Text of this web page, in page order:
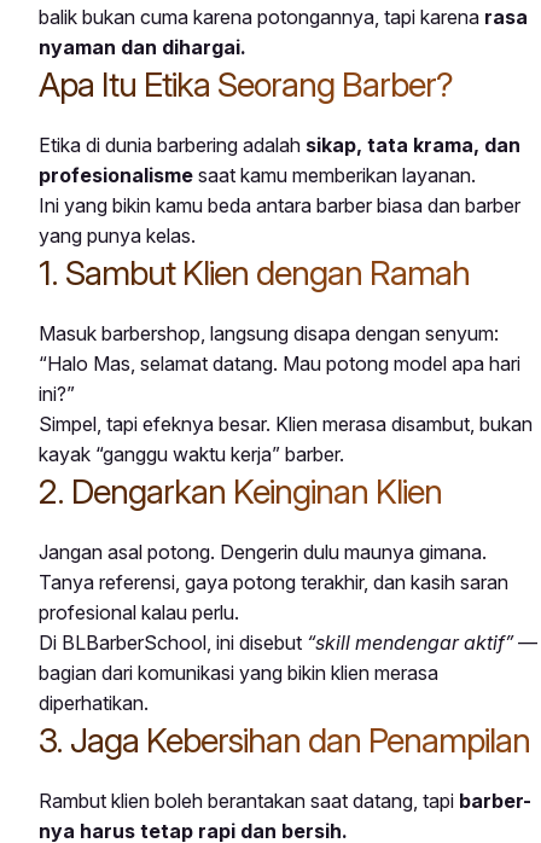
balik bukan cuma karena potongannya, tapi karena rasa
nyaman dan dihargai.
Apa Itu Etika Seorang Barber?
Etika di dunia barbering adalah sikap, tata krama, dan
profesionalisme saat kamu memberikan layanan.
Ini yang bikin kamu beda antara barber biasa dan barber
yang punya kelas.
1. Sambut Klien dengan Ramah
Masuk barbershop, langsung disapa dengan senyum:
“Halo Mas, selamat datang. Mau potong model apa hari
ini?”
Simpel, tapi efeknya besar. Klien merasa disambut, bukan
kayak “ganggu waktu kerja” barber.
2. Dengarkan Keinginan Klien
Jangan asal potong. Dengerin dulu maunya gimana.
Tanya referensi, gaya potong terakhir, dan kasih saran
profesional kalau perlu.
Di BLBarberSchool, ini disebut “skill mendengar aktif”—
bagian dari komunikasi yang bikin klien merasa
diperhatikan.
3. Jaga Kebersihan dan Penampilan
Rambut klien boleh berantakan saat datang, tapi barber-
nya harus tetap rapi dan bersih.